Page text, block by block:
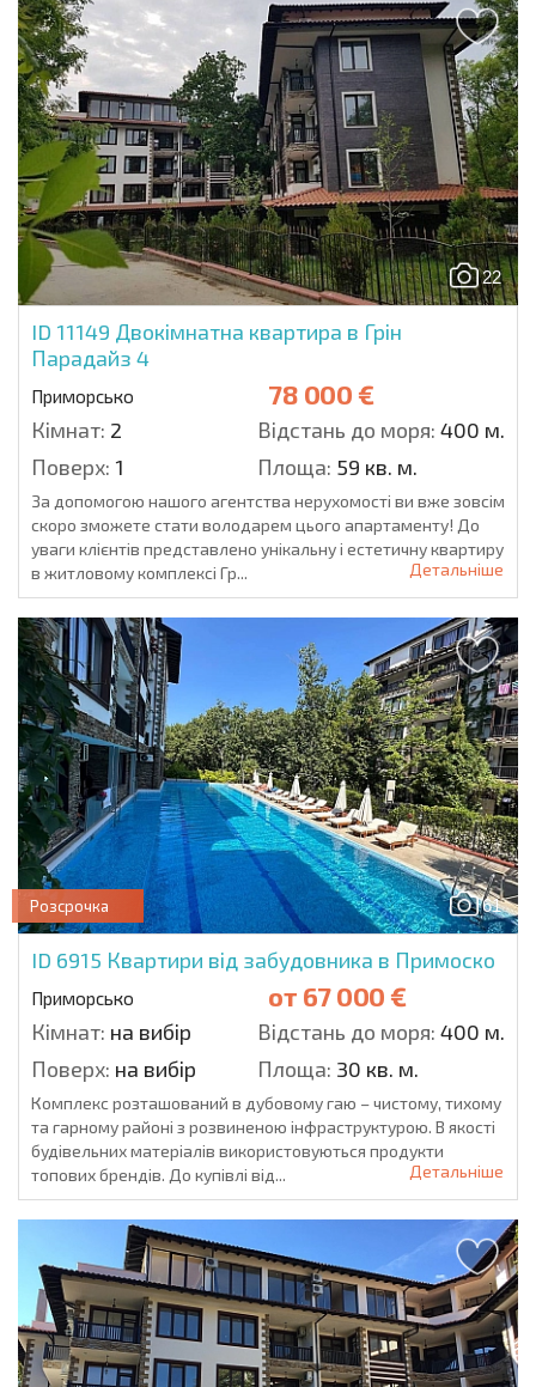
22
ID 11149 Двокімнатна квартира в Грін
Парадайз 4
Приморсько 78 000 €
Кімнат: 2 Відстань до моря: 400 м.
Поверх: 1 Площа: 59 кв. м.
За допомогою нашого агентства нерухомості ви вже зовсім
скоро зможете стати володарем цього апартаменту! До
уваги клієнтів представлено унікальну і естетичну квартиру
в житловому комплексі Гр...
Детальніше
61
Розсрочка
ID 6915 Квартири від забудовника в Примоско
Приморсько от 67 000 €
Кімнат: на вибір Відстань до моря: 400 м.
Поверх: на вибір Площа: 30 кв. м.
Комплекс розташований в дубовому гаю – чистому, тихому
та гарному районі з розвиненою інфраструктурою. В якості
будівельних матеріалів використовуються продукти
топових брендів. До купівлі від...
Детальніше